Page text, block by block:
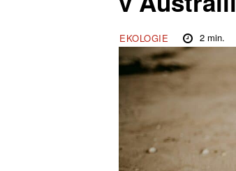
EKOLOGIE 2 min.